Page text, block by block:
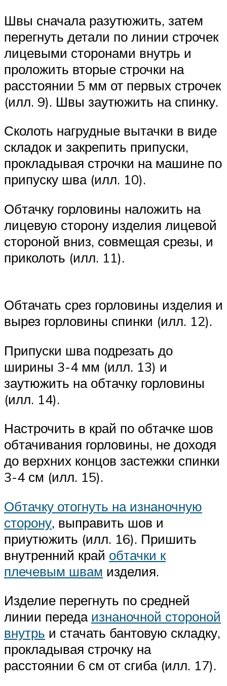
Швы сначала разутюжить, затем
перегнуть детали по линии строчек
лицевыми сторонами внутрь и
проложить вторые строчки на
расстоянии 5 мм от первых строчек
(илл. 9). Швы заутюжить на спинку.
Сколоть нагрудные вытачки в виде
складок и закрепить припуски,
прокладывая строчки на машине по
припуску шва (илл. 10).
Обтачку горловины наложить на
лицевую сторону изделия лицевой
стороной вниз, совмещая срезы, и
приколоть (илл. 11).
Обтачать срез горловины изделия и
вырез горловины спинки (илл. 12).
Припуски шва подрезать до
ширины 3-4 мм (илл. 13) и
заутюжить на обтачку горловины
(илл. 14).
Настрочить в край по обтачке шов
обтачивания горловины, не доходя
до верхних концов застежки спинки
3-4 см (илл. 15).
Обтачку отогнуть на изнаночную
сторону, выправить шов и
приутюжить (илл. 16). Пришить
внутренний край обтачки к
плечевым швам изделия.
Изделие перегнуть по средней
линии переда изнаночной стороной
внутрь и стачать бантовую складку,
прокладывая строчку на
расстоянии 6 см от сгиба (илл. 17).